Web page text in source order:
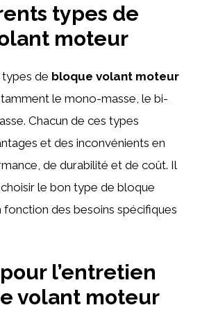
types de
moteur
types de bloque volant moteur
le mono-masse, le bi-
Chacun de ces types
et des inconvénients en
de durabilité et de coût. Il
le bon type de bloque
des besoins spécifiques
l’entretien
volant moteur